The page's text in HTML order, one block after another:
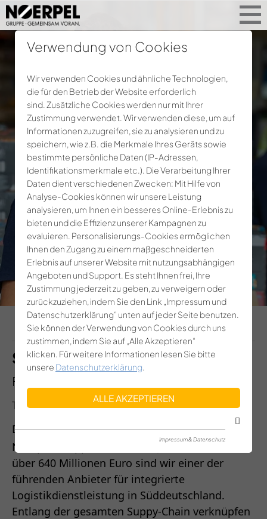
Weitere Jobs finden
Staplerfahrer (m/w/d)
Friedrichshafen
Teilen:
Das sind Wir:
Noerpel-Gruppe - mit einem Jahresumsatz von
über 640 Millionen Euro sind wir einer der
führenden Anbieter für integrierte
Logistikdienstleistung in Süddeutschland.
Entlang der gesamten Suppy-Chain verknüpfen
Verwendung von Cookies
Wir verwenden Cookies und ähnliche Technologien,
die für den Betrieb der Website erforderlich
sind. Zusätzliche Cookies werden nur mit Ihrer
Zustimmung verwendet. Wir verwenden diese, um auf
Informationen zuzugreifen, sie zu analysieren und zu
speichern, wie z.B. die Merkmale Ihres Geräts sowie
bestimmte persönliche Daten (IP-Adressen,
Identifikationsmerkmale etc.). Die Verarbeitung Ihrer
Daten dient verschiedenen Zwecken: Mit Hilfe von
Analyse-Cookies können wir unsere Leistung
analysieren, um Ihnen ein besseres Online-Erlebnis zu
bieten und die Effizienz unserer Kampagnen zu
evaluieren. Personalisierungs-Cookies ermöglichen
Ihnen den Zugang zu einem maßgeschneiderten
Erlebnis auf unserer Website mit nutzungsabhängigen
Angeboten und Support. Es steht Ihnen frei, Ihre
Zustimmung jederzeit zu geben, zu verweigern oder
zurückzuziehen, indem Sie den Link „Impressum und
Datenschutzerklärung“ unten auf jeder Seite benutzen.
Sie können der Verwendung von Cookies durch uns
zustimmen, indem Sie auf „Alle Akzeptieren“
klicken. Für weitere Informationen lesen Sie bitte
unsere Datenschutzerklärung.
ALLE AKZEPTIEREN
Impressum & Datenschutz